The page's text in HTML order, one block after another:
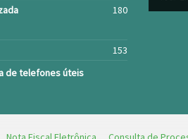
180
153
de telefones úteis